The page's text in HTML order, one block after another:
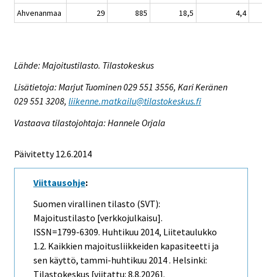
Ahvenanmaa
29 885 18,5 4,4
Lähde: Majoitustilasto. Tilastokeskus
Lisätietoja: Marjut Tuominen 029 551 3556, Kari Keränen
029 551 3208, liikenne.matkailu@tilastokeskus.fi
Vastaava tilastojohtaja: Hannele Orjala
Päivitetty 12.6.2014
Viittausohje:
Suomen virallinen tilasto (SVT):
Majoitustilasto [verkkojulkaisu].
ISSN=1799-6309. Huhtikuu 2014, Liitetaulukko
1.2. Kaikkien majoitusliikkeiden kapasiteetti ja
sen käyttö, tammi-huhtikuu 2014 . Helsinki:
Tilastokeskus [viitattu: 8.8.2026].